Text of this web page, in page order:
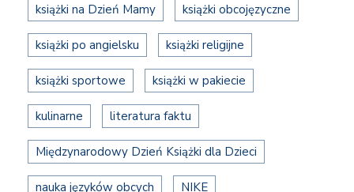
książki na Dzień Mamy książki obcojęzyczne
książki po angielsku książki religijne
książki sportowe książki w pakiecie
kulinarne literatura faktu
Międzynarodowy Dzień Książki dla Dzieci
nauka języków obcych NIKE